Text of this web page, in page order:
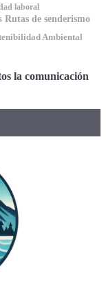
laboral
Rutas de senderismo
Ambiental
la comunicación